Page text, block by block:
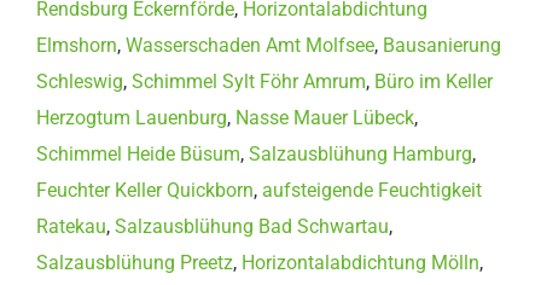
Rendsburg Eckernförde, Horizontalabdichtung
Elmshorn, Wasserschaden Amt Molfsee, Bausanierung
Schleswig, Schimmel Sylt Föhr Amrum, Büro im Keller
Herzogtum Lauenburg, Nasse Mauer Lübeck,
Schimmel Heide Büsum, Salzausblühung Hamburg,
Feuchter Keller Quickborn, aufsteigende Feuchtigkeit
Ratekau, Salzausblühung Bad Schwartau,
Salzausblühung Preetz, Horizontalabdichtung Mölln,